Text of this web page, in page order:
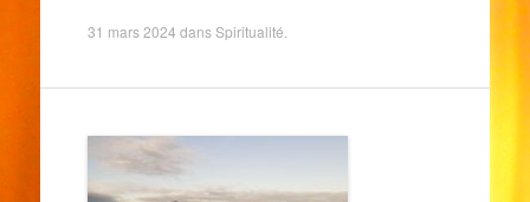
31 mars 2024 dansSpiritualité